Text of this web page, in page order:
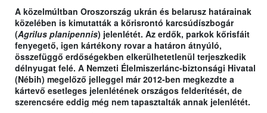
A közelmúltban Oroszország ukrán és belarusz határainak
közelében is kimutatták a kőrisrontó karcsúdíszbogár
(Agrilus planipennis) jelenlétét. Az erdők, parkok kőrisfáit
fenyegető, igen kártékony rovar a határon átnyúló,
összefüggő erdőségekben elkerülhetetlenül terjeszkedik
délnyugat felé. A Nemzeti Élelmiszerlánc-biztonsági Hivatal
(Nébih) megelőző jelleggel már 2012-ben megkezdte a
kártevő esetleges jelenlétének országos felderítését, de
szerencsére eddig még nem tapasztalták annak jelenlétét.